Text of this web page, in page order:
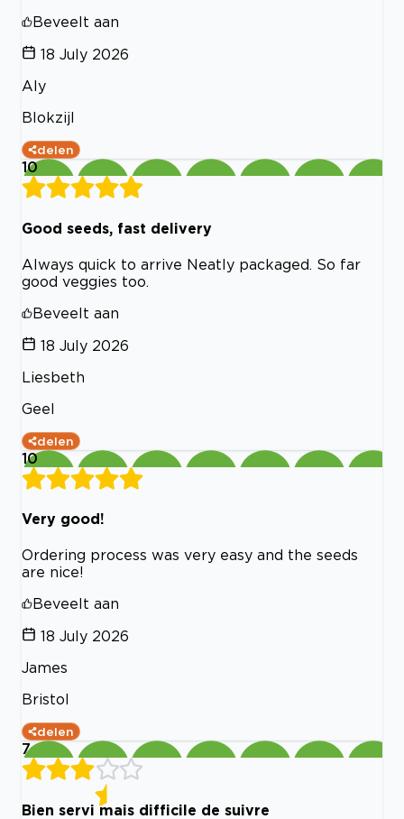
Beveelt aan
18 July 2026
Aly
Blokzijl
delen
10
Good seeds, fast delivery
Always quick to arrive Neatly packaged. So far
good veggies too.
Beveelt aan
18 July 2026
Liesbeth
Geel
delen
10
Very good!
Ordering process was very easy and the seeds
are nice!
Beveelt aan
18 July 2026
James
Bristol
delen
7
Bien servi mais difficile de suivre